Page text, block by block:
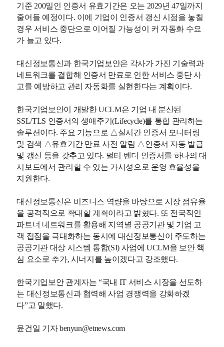
기준 200일인 인증서 유효기간은 오는 2029년 47일까지
줄어들 예정이다. 이에 기업이 인증서 갱신 시점을 놓칠
경우 서비스 중단으로 이어질 가능성이 커 자동화 수요
가 늘고 있다.
대신정보통신과 한국기업보안은 각사가 가진 기술력과
네트워크를 결합해 인증서 만료로 인한 서비스 중단 사
고를 예방하고 관리 자동화를 실현한다는 계획이다.
한국기업보안이 개발한 UCLM은 기업 내 분산된
SSL/TLS 인증서의 생애주기(Lifecycle)를 통합 관리하는
솔루션이다. 주요 기능으로 △실시간 인증서 모니터링
및 검색 △유효기간 만료 사전 알림 △인증서 자동 발급
및 갱신 등을 갖추고 있다. 멀티 벤더 인증서를 하나의 대
시보드에서 관리할 수 있는 가시성으로 운영 효율성을
지원한다.
대신정보통신은 비즈니스 역량을 바탕으로 시장 점유율
을 공격적으로 확대할 계획이라고 밝혔다. 또 전국적인
파트너 네트워크를 활용해 지역별 공공기관 및 기업 고
객 접점을 극대화하는 동시에 대신정보통신이 주도하는
공공기관 대상 시스템 통합(SI) 사업에 UCLM을 보안 핵
심 요소로 추가, 시너지를 높이겠다고 강조했다.
한국기업보안 관계자는 “국내 IT 서비스 시장을 선도하
는 대신정보통신과 협력해 사업 경쟁력을 강화하겠
다”고 말했다.
윤건일 기자 benyun@etnews.com